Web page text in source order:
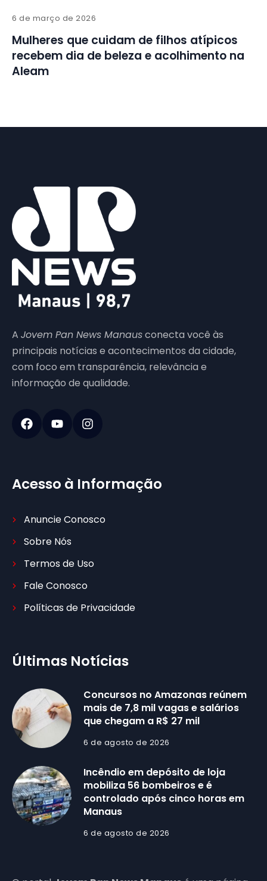
6 de março de 2026
Mulheres que cuidam de filhos atípicos
recebem dia de beleza e acolhimento na
Aleam
A Jovem Pan News Manausconecta você às
principais notícias e acontecimentos da cidade,
com foco em transparência, relevância e
informação de qualidade.
Acesso à Informação
Anuncie Conosco
Sobre Nós
Termos de Uso
Fale Conosco
Políticas de Privacidade
Últimas Notícias
Concursos no Amazonas reúnem
mais de 7,8 mil vagas e salários
que chegam a R$ 27 mil
6 de agosto de 2026
Incêndio em depósito de loja
mobiliza 56 bombeiros e é
controlado após cinco horas em
Manaus
6 de agosto de 2026